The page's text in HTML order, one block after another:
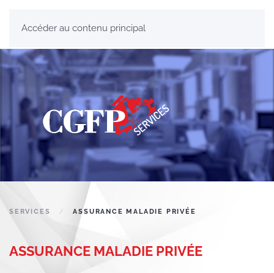
Accéder au contenu principal
SERVICES ASSURANCE MALADIE PRIVÉE
ASSURANCE MALADIE PRIVÉE